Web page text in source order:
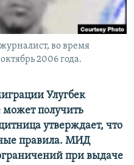
во время
2006 года.
Улугбек
может получить
утверждает, что
правила. МИД
при выдаче